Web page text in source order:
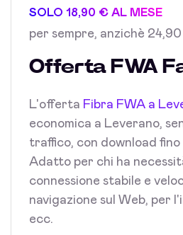
SOLO 18,90 € AL MESE
per sempre, anzichè
Offerta FWA
L'offerta Fibra FWA a
economica a Leverano,
traffico, con download fino
Adatto per chi ha
connessione stabile e
navigazione sul Web, per
ecc.